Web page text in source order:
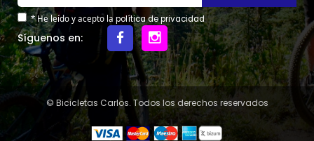
* He leído y acepto lapolítica de privacidad
Síguenos en:
© Bicicletas Carlos. Todos los derechos reservados